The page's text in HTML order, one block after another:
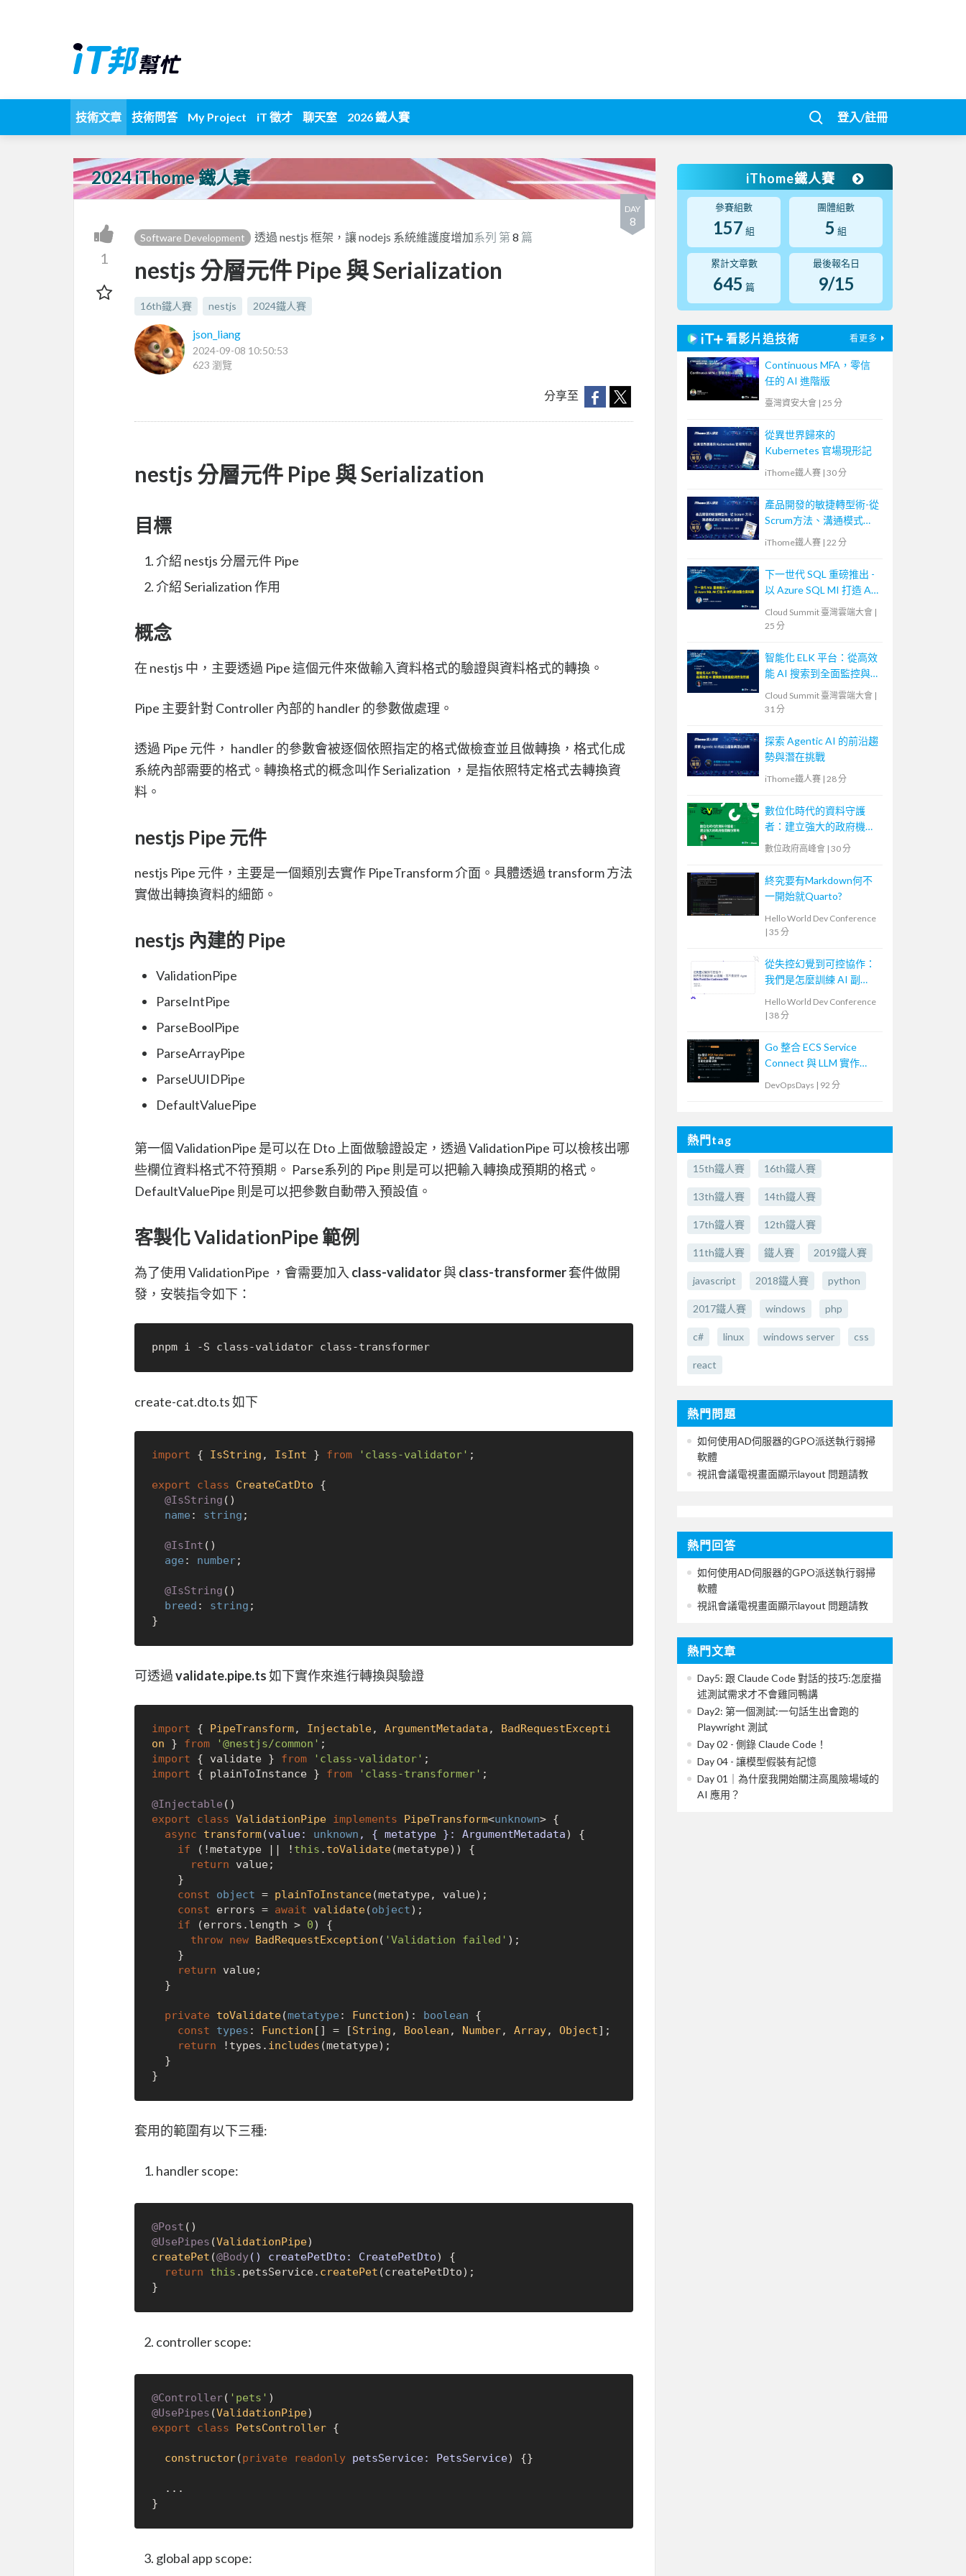
技術文章 技術問答 My Project iT 徵才 聊天室 2026 鐵人賽 登入/註冊
2024 iThome 鐵人賽
DAY
8
1
Software Development 透過 nestjs 框架，讓 nodejs 系統維護度增加系列 第8 篇
nestjs 分層元件 Pipe 與 Serialization
16th鐵人賽 nestjs 2024鐵人賽
json_liang
2024-09-08 10:50:53
623 瀏覽
分享至
nestjs 分層元件 Pipe 與 Serialization
目標
介紹 nestjs 分層元件 Pipe
介紹 Serialization 作用
概念
在 nestjs 中，主要透過 Pipe 這個元件來做輸入資料格式的驗證與資料格式的轉換。
Pipe 主要針對 Controller 內部的 handler 的參數做處理。
透過 Pipe 元件， handler 的參數會被逐個依照指定的格式做檢查並且做轉換，格式化成
系統內部需要的格式。轉換格式的概念叫作 Serialization ，是指依照特定格式去轉換資
料。
nestjs Pipe 元件
nestjs Pipe 元件，主要是一個類別去實作 PipeTransform 介面。具體透過 transform 方法
實做出轉換資料的細節。
nestjs 內建的 Pipe
ValidationPipe
ParseIntPipe
ParseBoolPipe
ParseArrayPipe
ParseUUIDPipe
DefaultValuePipe
第一個 ValidationPipe 是可以在 Dto 上面做驗證設定，透過 ValidationPipe 可以檢核出哪
些欄位資料格式不符預期。 Parse系列的 Pipe 則是可以把輸入轉換成預期的格式。
DefaultValuePipe 則是可以把參數自動帶入預設值。
客製化 ValidationPipe 範例
為了使用 ValidationPipe ，會需要加入 class-validator與class-transformer套件做開
發，安裝指令如下：
pnpm i -S class-validator class-transformer
create-cat.dto.ts 如下
import { IsString , IsInt } from 'class-validator' ;
export class CreateCatDto {
@IsString ()
name : string ;
@IsInt ()
age : number;
@IsString ()
breed : string ;
可透過validate.pipe.ts如下實作來進行轉換與驗證
import { PipeTransform, Injectable, ArgumentMetadata , BadRequestExcepti
on } from '@nestjs/common'
import { validate } from 'class-validator'
import { plainToInstance } from 'class-transformer' ;
@Injectable
export
class ValidationPipe implements PipeTransform<unknown> {
async
transform(value: unknown , { metatype }: ArgumentMetadata) {
if (!metatype || ! this . toValidate(metatype)) {
return value;
const
object = plainToInstance(metatype, value);
const errors = await validate(object);
if (errors. length > 0) {
throw new BadRequestException ( 'Validation failed' );
return value;
private toValidate(metatype : Function): boolean {
const
types : Function [] = [String , Boolean , Number, Array, Object];
return !types. includes (metatype);
套用的範圍有以下三種:
handler scope:
@Post
@UsePipes (ValidationPipe
createPet (@Body() createPetDto: CreatePetDto) {
return
this . petsService. createPet (createPetDto);
controller scope:
@Controller( 'pets'
@UsePipes (ValidationPipe
export
class PetsController {
constructor(private readonly petsService: PetsService) {}
global app scope:
iThome鐵人賽
參賽組數
157 組
團體組數
5 組
累計文章數
645 篇
最後報名日
9/15
看影片追技術 看更多
Continuous MFA，零信
任的 AI 進階版
臺灣資安大會 | 25 分
從異世界歸來的
Kubernetes 官場現形記
iThome鐵人賽 | 30 分
產品開發的敏捷轉型術-從
Scrum方法、溝通模式到
打造底層心理素質
iThome鐵人賽 | 22 分
下一世代 SQL 重磅推出 -
以 Azure SQL MI 打造 AI
時代雲地整合資料庫
Cloud Summit 臺灣雲端大會 |
25 分
智能化 ELK 平台：從高效
能 AI 搜索到全面監控與
Cloud Summit 臺灣雲端大會 |
31 分
探索 Agentic AI 的前沿趨
勢與潛在挑戰
iThome鐵人賽 | 28 分
數位化時代的資料守護
者：建立強大的政府機關
備份策略
數位政府高峰會 | 30 分
終究要有Markdown何不
一開始就Quarto?
Hello World Dev Conference
| 35 分
從失控幻覺到可控協作：
我們是怎麼訓練 AI 副
Hello World Dev Conference
| 38 分
Go 整合 ECS Service
Connect 與 LLM 實作
AIOps 自動化決策
DevOpsDays | 92 分
熱門tag
15th鐵人賽 16th鐵人賽
13th鐵人賽 14th鐵人賽
17th鐵人賽 12th鐵人賽
11th鐵人賽 鐵人賽 2019鐵人賽
javascript 2018鐵人賽 python
2017鐵人賽 windows php
c# linux windows server css
react
熱門問題
如何使用AD伺服器的GPO派送執行弱掃
軟體
視訊會議電視畫面顯示layout 問題請教
熱門回答
如何使用AD伺服器的GPO派送執行弱掃
軟體
視訊會議電視畫面顯示layout 問題請教
熱門文章
Day5: 跟 Claude Code 對話的技巧:怎麼描
述測試需求才不會雞同鴨講
Day2: 第一個測試:一句話生出會跑的
Playwright 測試
Day 02 - 側錄 Claude Code！
Day 04 - 讓模型假裝有記憶
Day 01｜為什麼我開始關注高風險場域的
AI 應用？